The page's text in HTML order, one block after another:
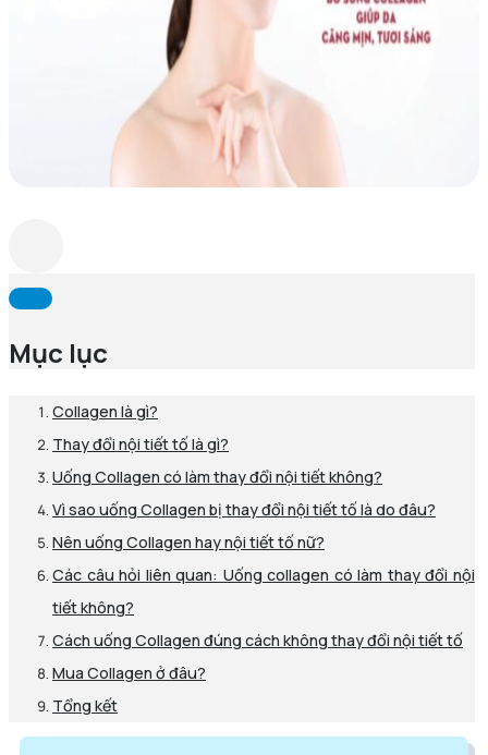
Mục lục
Collagen là gì?
Thay đổi nội tiết tố là gì?
Uống Collagen có làm thay đổi nội tiết không?
Vì sao uống Collagen bị thay đổi nội tiết tố là do đâu?
Nên uống Collagen hay nội tiết tố nữ?
Các câu hỏi liên quan: Uống collagen có làm thay đổi nội
tiết không?
Cách uống Collagen đúng cách không thay đổi nội tiết tố
Mua Collagen ở đâu?
Tổng kết